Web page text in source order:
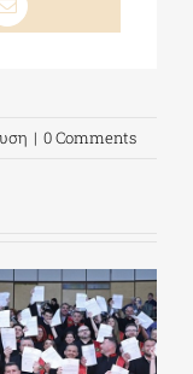
| 0 Comments